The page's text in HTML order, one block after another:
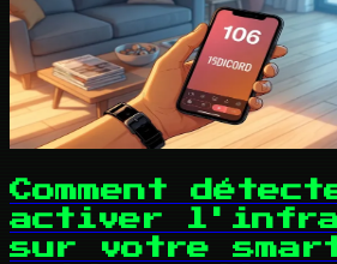
Comment
activer
sur votre